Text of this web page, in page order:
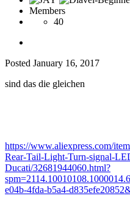
Members
40
Posted January 16, 2017
sind das die gleichen
https://www.aliexpress.com/
Rear-Tail-Light-Turn-signal-
Ducati/32681944060.html?
e04b-4fda-b5a4-